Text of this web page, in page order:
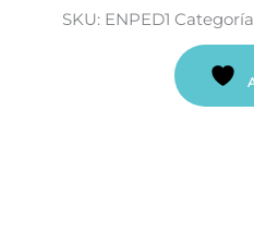
SKU: ENPED1